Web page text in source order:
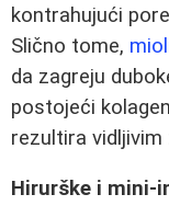
kontrahujući
Slično tome,
da zagreju
postojeći
rezultira
Hirurške i mini-